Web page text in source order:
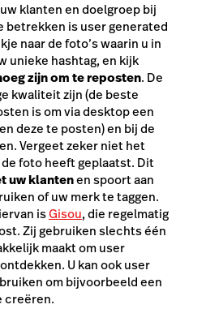
klanten en doelgroep bij
is user generated
naar de foto’s waarin u in
unieke hashtag, en kijk
zijn om te reposten. De
kwaliteit zijn (de beste
is om via desktop een
deze te posten) en bij de
Vergeet zeker niet het
foto heeft geplaatst. Dit
uw klantenen spoort aan
of uw merk te taggen.
isGisou, die regelmatig
Zij gebruiken slechts één
maakt om user
U kan ook user
om bijvoorbeeld een
creëren.